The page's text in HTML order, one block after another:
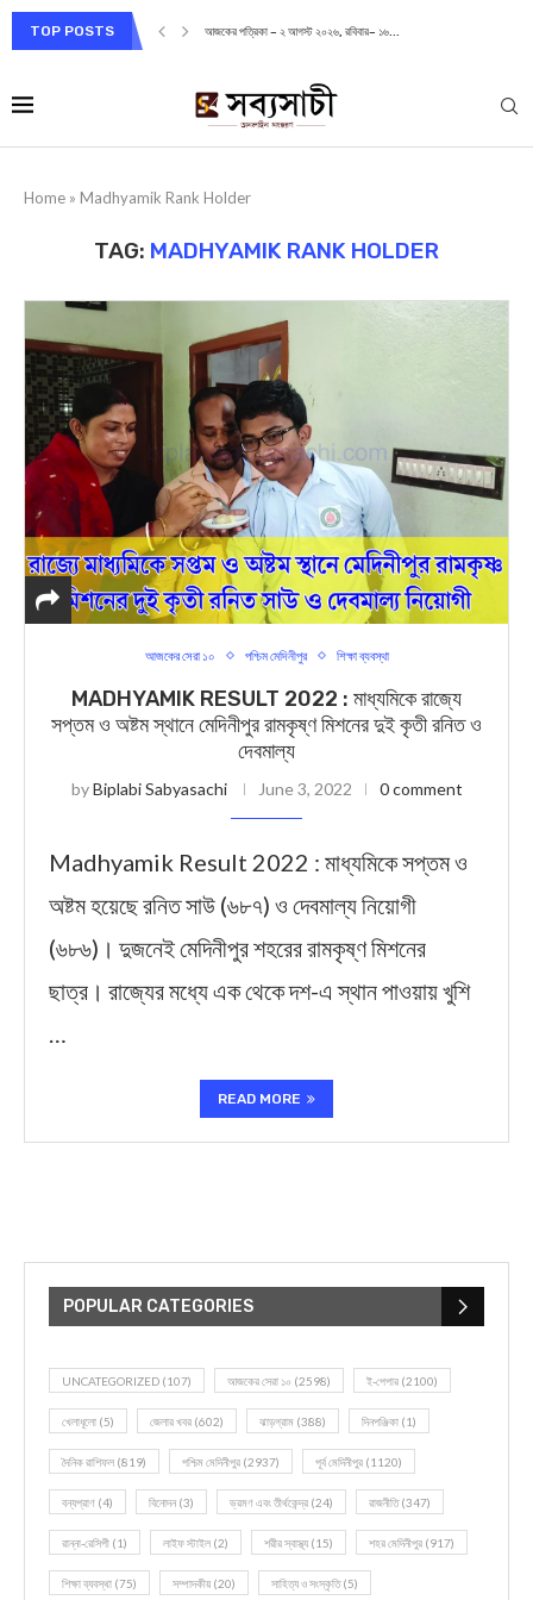
TOP POSTS আজকের পত্রিকা – ২ আগস্ট ২০২৬, রবিবার– ১৬...
Home » Madhyamik Rank Holder
TAG: MADHYAMIK RANK HOLDER
আজকের সেরা ১০ পশ্চিম মেদিনীপুর শিক্ষা ব্যবস্থা
MADHYAMIK RESULT 2022 : মাধ্যমিকে রাজ্যে
সপ্তম ও অষ্টম স্থানে মেদিনীপুর রামকৃষ্ণ মিশনের দুই কৃতী রনিত ও
দেবমাল্য
byBiplabi Sabyasachi June 3, 2022 0 comment
Madhyamik Result 2022 : মাধ্যমিকে সপ্তম ও
অষ্টম হয়েছে রনিত সাউ (৬৮৭) ও দেবমাল্য নিয়োগী
(৬৮৬)। দুজনেই মেদিনীপুর শহরের রামকৃষ্ণ মিশনের
ছাত্র। রাজ্যের মধ্যে এক থেকে দশ-এ স্থান পাওয়ায় খুশি
…
READ MORE
POPULAR CATEGORIES
UNCATEGORIZED (107) আজকের সেরা ১০ (2598) ই-পেপার (2100)
খেলাধূলো (5) জেলার খবর (602) ঝাড়গ্রাম (388) দিনপঞ্জিকা (1)
দৈনিক রাশিফল (819) পশ্চিম মেদিনীপুর (2937) পূর্ব মেদিনীপুর (1120)
বন্যপ্রাণ (4) বিনোদন(3) ভ্রমণ এবং তীর্থকেন্দ্র (24) রাজনীতি(347)
রান্না-রেসিপী (1) লাইফ স্টাইল (2) শরীর স্বাস্থ্য (15) শহর মেদিনীপুর (917)
শিক্ষা ব্যবস্থা (75) সম্পাদকীয় (20) সাহিত্য ও সংস্কৃতি(5)